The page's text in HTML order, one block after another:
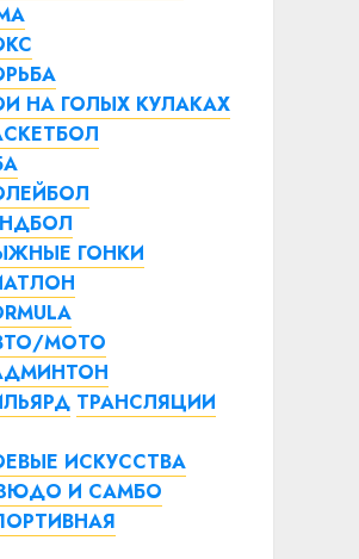
НА ГОЛЫХ КУЛАКАХ
ГОНКИ
МОТО
ТРАНСЛЯЦИИ
ИСКУССТВА
И САМБО